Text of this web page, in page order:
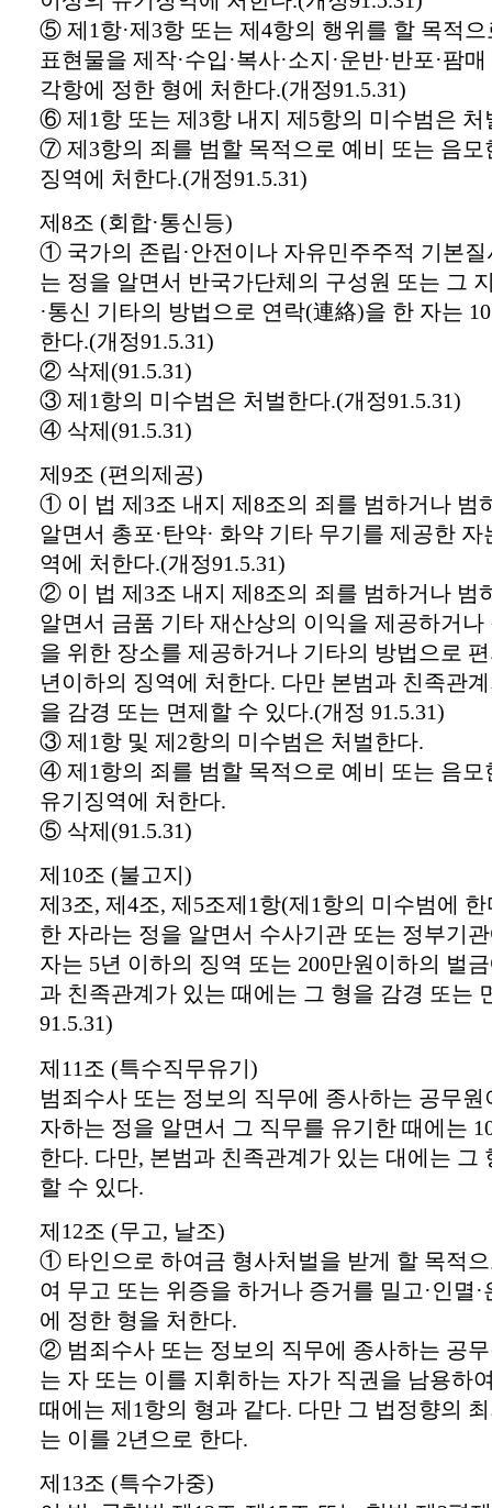
⑤ 제1항·제3항 또는 제4항의 행위를 할 목적으
표현물을 제작·수입·복사·소지·운반·반포·팜
각항에 정한 형에 처한다.(개정91.5.31)
⑥ 제1항 또는 제3항 내지 제5항의 미수범은 처
⑦ 제3항의 죄를 범할 목적으로 예비 또는 음모
징역에 처한다.(개정91.5.31)
제8조 (회합·통신등)
① 국가의 존립·안전이나 자유민주주적 기본
는 정을 알면서 반국가단체의 구성원 또는 그
·통신 기타의 방법으로 연락(連絡)을 한 자는
한다.(개정91.5.31)
② 삭제(91.5.31)
③ 제1항의 미수범은 처벌한다.(개정91.5.31)
④ 삭제(91.5.31)
제9조 (편의제공)
① 이 법 제3조 내지 제8조의 죄를 범하거나 범
알면서 총포·탄약· 화약 기타 무기를 제공한
역에 처한다.(개정91.5.31)
② 이 법 제3조 내지 제8조의 죄를 범하거나 범
알면서 금품 기타 재산상의 이익을 제공하거나
을 위한 장소를 제공하거나 기타의 방법으로
년이하의 징역에 처한다. 다만 본범과 친족관
을 감경 또는 면제할 수 있다.(개정 91.5.31)
③ 제1항 및 제2항의 미수범은 처벌한다.
④ 제1항의 죄를 범할 목적으로 예비 또는 음모
유기징역에 처한다.
⑤ 삭제(91.5.31)
제10조 (불고지)
제3조, 제4조, 제5조제1항(제1항의 미수범에
한 자라는 정을 알면서 수사기관 또는 정부기
자는 5년 이하의 징역 또는 200만원이하의 벌
과 친족관계가 있는 때에는 그 형을 감경 또는
91.5.31)
제11조 (특수직무유기)
범죄수사 또는 정보의 직무에 종사하는 공무
자하는 정을 알면서 그 직무를 유기한 때에는
한다. 다만, 본범과 친족관계가 있는 대에는 그
할 수 있다.
제12조 (무고, 날조)
① 타인으로 하여금 형사처벌을 받게 할 목적
여 무고 또는 위증을 하거나 증거를 밀고·인멸
에 정한 형을 처한다.
② 범죄수사 또는 정보의 직무에 종사하는 공
는 자 또는 이를 지휘하는 자가 직권을 남용하
때에는 제1항의 형과 같다. 다만 그 법정향의
는 이를 2년으로 한다.
제13조 (특수가중)